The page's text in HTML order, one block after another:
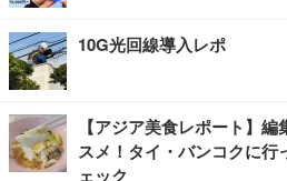
10G光回線導入レポ
【アジア美食レポート】
スメ！タイ・バンコクに
ェック